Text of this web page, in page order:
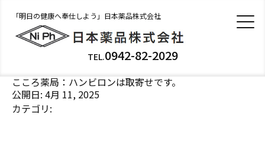
「明日の健康へ奉仕しよう」日本薬品株式会社
TEL.0942-82-2029
こころ薬局：ハンビロンは取寄せです。
公開日: 4月 11, 2025
カテゴリ: